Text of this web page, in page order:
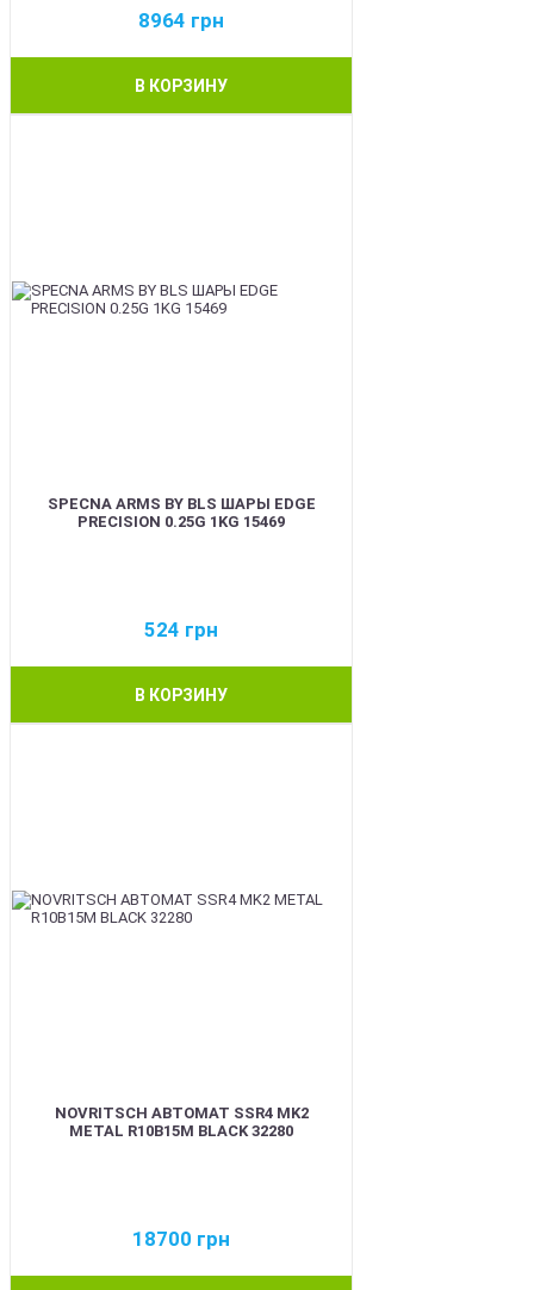
8964 грн
В КОРЗИНУ
SPECNA ARMS BY BLS ШАРЫ EDGE
PRECISION 0.25G 1KG 15469
524 грн
В КОРЗИНУ
NOVRITSCH АВТОМАТ SSR4 MK2
METAL R10B15M BLACK 32280
18700 грн